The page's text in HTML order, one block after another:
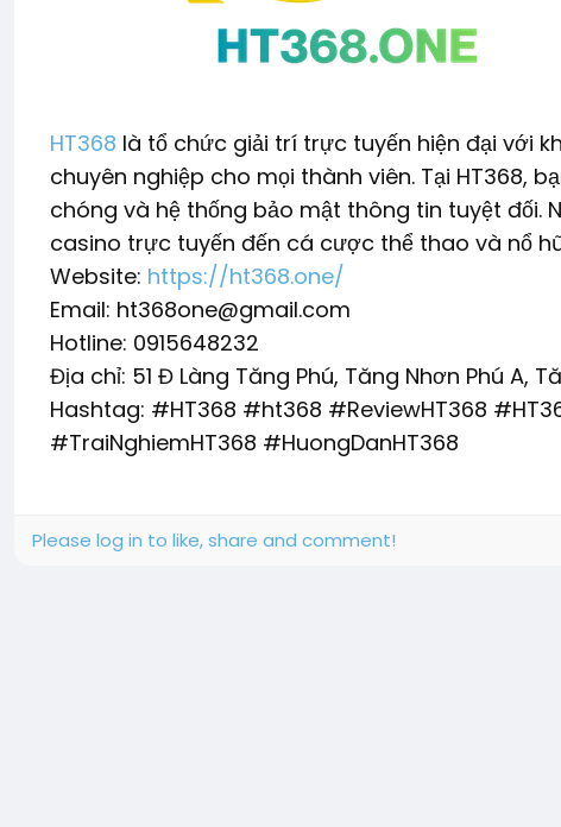
HT368 là tổ chức giải trí trực tuyến hiện đại với
chuyên nghiệp cho mọi thành viên. Tại HT368,
chóng và hệ thống bảo mật thông tin tuyệt đối.
casino trực tuyến đến cá cược thể thao và nổ
Website: https://ht368.one/
Email: ht368one@gmail.com
Hotline: 0915648232
Địa chỉ: 51 Đ Làng Tăng Phú, Tăng Nhơn Phú A,
Hashtag: #HT368 #ht368 #ReviewHT368
#TraiNghiemHT368 #HuongDanHT368
Please log in to like, share and comment!